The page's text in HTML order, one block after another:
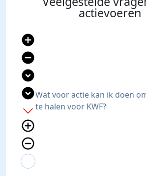
actievoeren
add_circle
remove_circle
expand_circle_down
expand_circle_down
add
add_circle_outline
remove_circle_outline
expand_more
expand_less
Wat voor actie kan ik doen
te halen voor KWF?